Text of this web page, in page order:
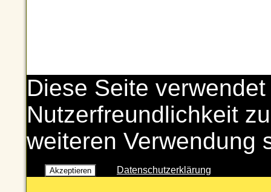
Diese Seite
Nutzerfreundlichkeit
weiteren Verwendung
Akzeptieren Datenschutzerklärung